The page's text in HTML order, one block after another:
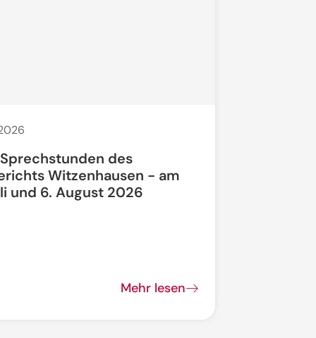
des
Witzenhausen - am
und 6. August 2026
Mehr lesen